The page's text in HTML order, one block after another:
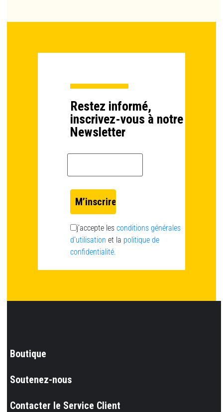
Restez informé,
inscrivez-vous à notre
Newsletter
j’accepte les conditions générales
d’utilisation et la politique de
confidentialité.
Boutique
Soutenez-nous
Contacter le Service Client